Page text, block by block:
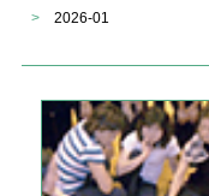
> 2026-01